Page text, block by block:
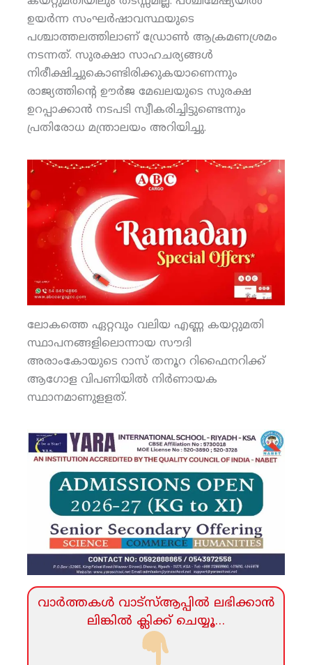
ഉയര്‍ന്ന സംഘര്‍ഷാവസ്ഥയുടെ
പശ്ചാത്തലത്തിലാണ് ഡ്രോണ്‍ ആക്രമണശ്രമം
നടന്നത്. സുരക്ഷാ സാഹചര്യങ്ങള്‍
നിരീക്ഷിച്ചുകൊണ്ടിരിക്കുകയാണെന്നും
രാജ്യത്തിന്റെ ഊര്‍ജ മേഖലയുടെ സുരക്ഷ
ഉറപ്പാക്കാന്‍ നടപടി സ്വീകരിച്ചിട്ടുണ്ടെന്നും
പ്രതിരോധ മന്ത്രാലയം അറിയിച്ചു.
ലോകത്തെ ഏറ്റവും വലിയ എണ്ണ കയറ്റുമതി
സ്ഥാപനങ്ങളിലൊന്നായ സൗദി
അരാംകോയുടെ റാസ് തനൂറ റിഫൈനറിക്ക്
ആഗോള വിപണിയില്‍ നിര്‍ണായക
സ്ഥാനമാണുളളത്.
വാര്‍ത്തകള്‍ വാട്‌സ്‌ആപ്പില്‍ ലഭിക്കാന്‍
ലിങ്കില്‍ ക്ലിക്ക്‌ ചെയ്യൂ…